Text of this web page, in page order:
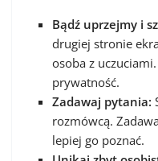
Bądź uprzejmy i
drugiej stronie
osoba z
prywatność.
Zadawaj pytania:
rozmówcą.
lepiej go poznać.